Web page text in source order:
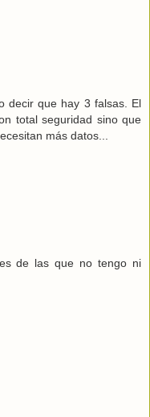
decir que hay 3 falsas. El
total seguridad sino que
más datos...
de las que no tengo ni